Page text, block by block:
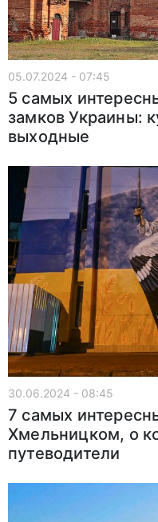
05.07.2024 - 07:45
5 самых
замков Украины:
выходные
30.06.2024 - 08:45
7 самых
Хмельницком, о
путеводители